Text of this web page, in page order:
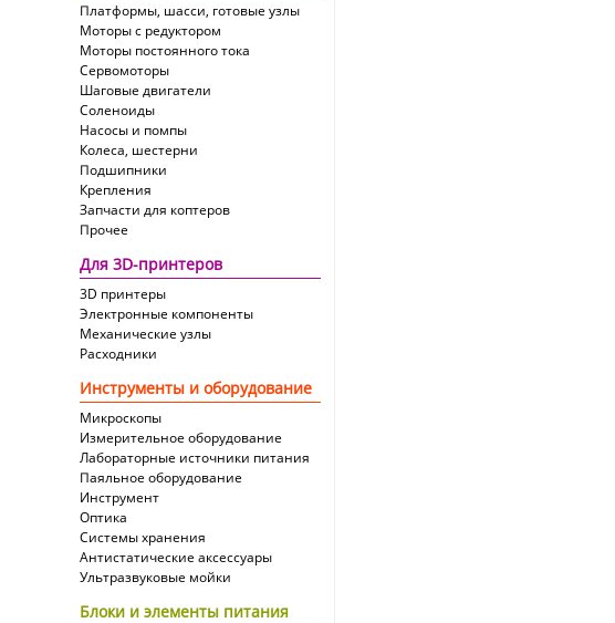
Платформы, шасси, готовые узлы
Моторы с редуктором
Моторы постоянного тока
Сервомоторы
Шаговые двигатели
Соленоиды
Насосы и помпы
Колеса, шестерни
Подшипники
Крепления
Запчасти для коптеров
Прочее
Для 3D-принтеров
3D принтеры
Электронные компоненты
Механические узлы
Расходники
Инструменты и оборудование
Микроскопы
Измерительное оборудование
Лабораторные источники питания
Паяльное оборудование
Инструмент
Оптика
Системы хранения
Антистатические аксессуары
Ультразвуковые мойки
Блоки и элементы питания